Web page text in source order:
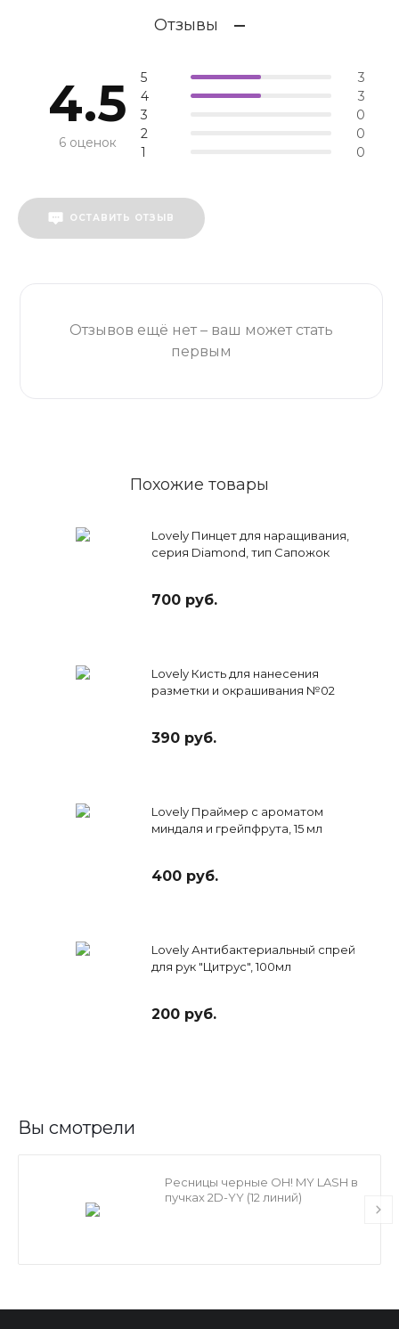
Отзывы
4.5
6 оценок
5
3
4
3
3
0
2
0
1
0
ОСТАВИТЬ ОТЗЫВ
Отзывов ещё нет – ваш может стать
первым
Похожие товары
Lovely Пинцет для наращивания,
серия Diamond, тип Сапожок
700 руб.
Lovely Кисть для нанесения
разметки и окрашивания №02
390 руб.
Lovely Праймер с ароматом
миндаля и грейпфрута, 15 мл
400 руб.
Lovely Антибактериальный спрей
для рук "Цитрус", 100мл
200 руб.
Вы смотрели
Ресницы черные OH! MY LASH в
пучках 2D-YY (12 линий)